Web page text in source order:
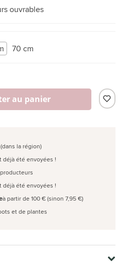
ouvrables
70 cm
au panier
la région)
déjà été envoyées !
déjà été envoyées !
à partir de 100 € (sinon 7,95 €)
et de plantes